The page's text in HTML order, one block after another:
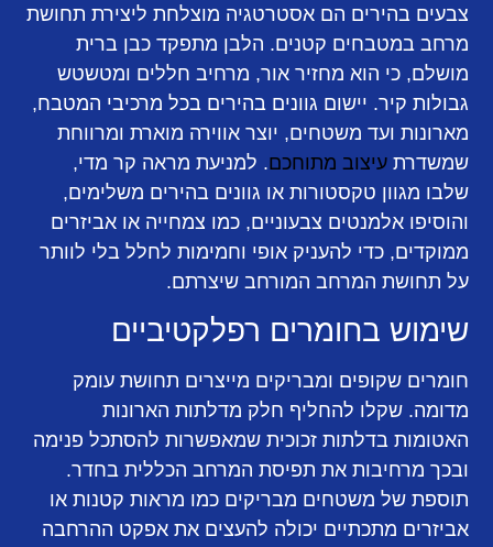
צבעים בהירים הם אסטרטגיה מוצלחת ליצירת תחושת
מרחב במטבחים קטנים. הלבן מתפקד כבן ברית
מושלם, כי הוא מחזיר אור, מרחיב חללים ומטשטש
גבולות קיר. יישום גוונים בהירים בכל מרכיבי המטבח,
מארונות ועד משטחים, יוצר אווירה מוארת ומרווחת
שמשדרתעיצוב מתוחכם. למניעת מראה קר מדי,
שלבו מגוון טקסטורות או גוונים בהירים משלימים,
והוסיפו אלמנטים צבעוניים, כמו צמחייה או אביזרים
ממוקדים, כדי להעניק אופי וחמימות לחלל בלי לוותר
על תחושת המרחב המורחב שיצרתם.
שימוש בחומרים רפלקטיביים
חומרים שקופים ומבריקים מייצרים תחושת עומק
מדומה. שקלו להחליף חלק מדלתות הארונות
האטומות בדלתות זכוכית שמאפשרות להסתכל פנימה
ובכך מרחיבות את תפיסת המרחב הכללית בחדר.
תוספת של משטחים מבריקים כמו מראות קטנות או
אביזרים מתכתיים יכולה להעצים את אפקט ההרחבה